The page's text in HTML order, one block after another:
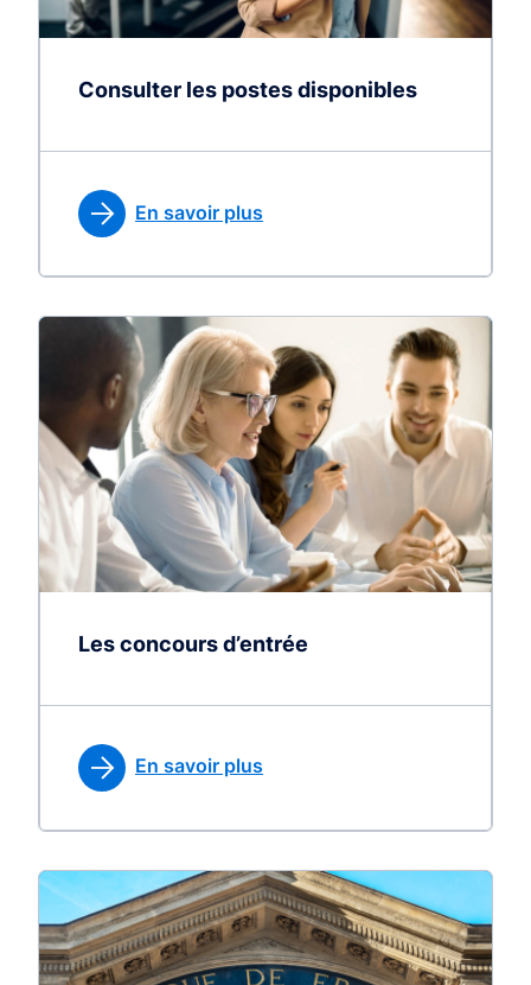
Consulter les postes disponibles
En savoir plus
Les concours d’entrée
En savoir plus